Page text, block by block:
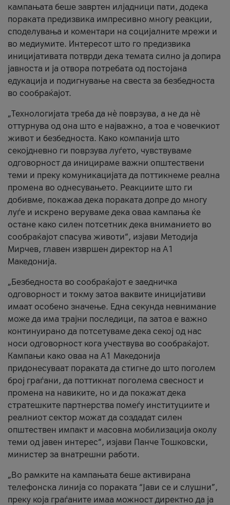
кампањата беше завртен илјадници пати, додека
пораката предизвика импресивно многу реакции,
споделувања и коментари на социјалните мрежи и
во медиумите. Интересот што го предизвика
иницијативата потврди дека темата силно ја допира
јавноста и ја отвора потребата од постојана
едукација и подигнување на свеста за безбедноста
во сообраќајот.
„Технологијата треба да нè поврзува, а не да нè
оттурнува од она што е најважно, а тоа е човечкиот
живот и безбедноста. Како компанија што
секојдневно ги поврзува луѓето, чувствуваме
одговорност да иницираме важни општествени
теми и преку комуникацијата да поттикнеме реална
промена во однесувањето. Реакциите што ги
добивме, покажаа дека пораката допре до многу
луѓе и искрено веруваме дека оваа кампања ќе
остане како силен потсетник дека вниманието во
сообраќајот спасува животи“, изјави Методија
Мирчев, главен извршен директор на А1
Македонија.
„Безбедноста во сообраќајот е заедничка
одговорност и токму затоа ваквите иницијативи
имаат особено значење. Една секунда невнимание
може да има трајни последици, па затоа е важно
континуирано да потсетуваме дека секој од нас
носи одговорност кога учествува во сообраќајот.
Кампањи како оваа на A1 Македонија
придонесуваат пораката да стигне до што поголем
број граѓани, да поттикнат поголема свесност и
промена на навиките, но и да покажат дека
стратешките партнерства помеѓу институциите и
реалниот сектор можат да создадат силен
општествен импакт и масовна мобилизација околу
теми од јавен интерес“, изјави Панче Тошковски,
министер за внатрешни работи.
„Во рамките на кампањата беше активирана
телефонска линија со пораката “Јави се и слушни”,
преку која граѓаните имаа можност директно да ја